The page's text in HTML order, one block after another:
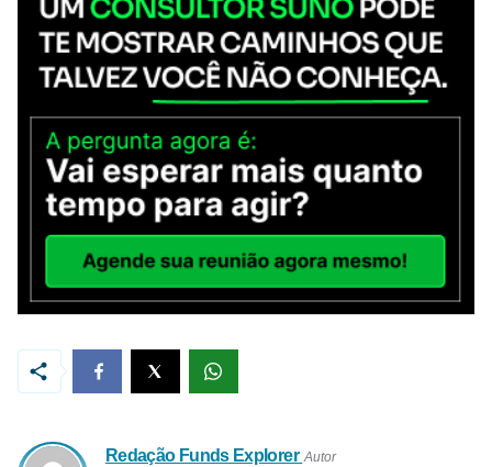
Redação Funds Explorer Autor